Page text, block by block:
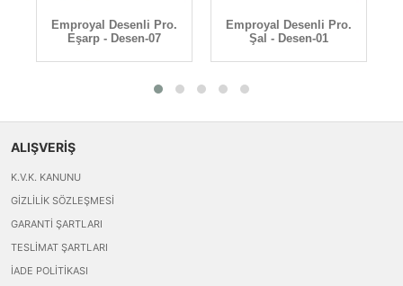
Emproyal Desenli Pro.
Eşarp - Desen-07
Emproyal Desenli Pro.
Şal - Desen-01
ALIŞVERİŞ
K.V.K. KANUNU
GIZLILIK SÖZLEŞMESI
GARANTI ŞARTLARI
TESLIMAT ŞARTLARI
İADE POLITIKASI